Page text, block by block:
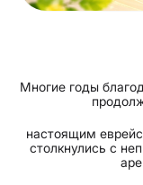
Многие годы
настоящим
столкнулись с